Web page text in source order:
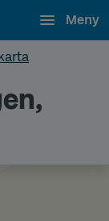
Meny